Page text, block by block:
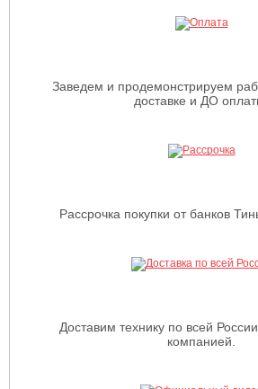
Заведем и продемонстрируем
доставке и ДО
Рассрочка покупки от банков
Доставим технику по всей
компанией.